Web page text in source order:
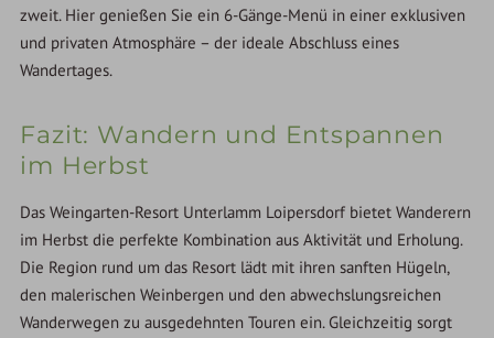
zweit. Hier genießen Sie ein 6-Gänge-Menü in einer exklusiven
und privaten Atmosphäre – der ideale Abschluss eines
Wandertages.
Fazit: Wandern und Entspannen
im Herbst
Das Weingarten-Resort Unterlamm Loipersdorf bietet Wanderern
im Herbst die perfekte Kombination aus Aktivität und Erholung.
Die Region rund um das Resort lädt mit ihren sanften Hügeln,
den malerischen Weinbergen und den abwechslungsreichen
Wanderwegen zu ausgedehnten Touren ein. Gleichzeitig sorgt